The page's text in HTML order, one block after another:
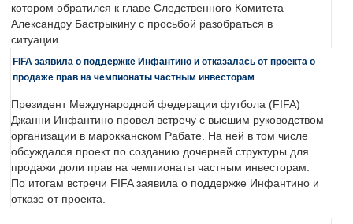
котором обратился к главе Следственного Комитета
Александру Бастрыкину с просьбой разобраться в
ситуации.
FIFA заявила о поддержке Инфантино и отказалась от проекта о
продаже прав на чемпионаты частным инвесторам
Президент Международной федерации футбола (FIFA)
Джанни Инфантино провел встречу с высшим руководством
организации в марокканском Рабате. На ней в том числе
обсуждался проект по созданию дочерней структуры для
продажи доли прав на чемпионаты частным инвесторам.
По итогам встречи FIFA заявила о поддержке Инфантино и
отказе от проекта.